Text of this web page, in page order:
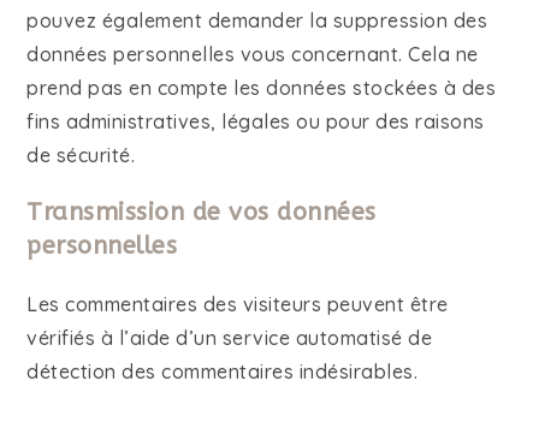
pouvez également demander la suppression des
données personnelles vous concernant. Cela ne
prend pas en compte les données stockées à des
fins administratives, légales ou pour des raisons
de sécurité.
Transmission de vos données
personnelles
Les commentaires des visiteurs peuvent être
vérifiés à l’aide d’un service automatisé de
détection des commentaires indésirables.